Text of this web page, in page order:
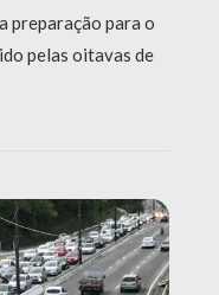
preparação para o
pelas oitavas de